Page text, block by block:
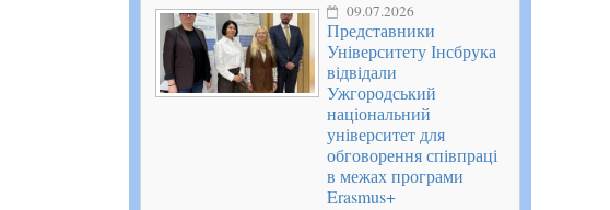
09.07.2026
Представники
Університету Інсбрука
відвідали
Ужгородський
національний
університет для
обговорення співпраці
в межах програми
Erasmus+